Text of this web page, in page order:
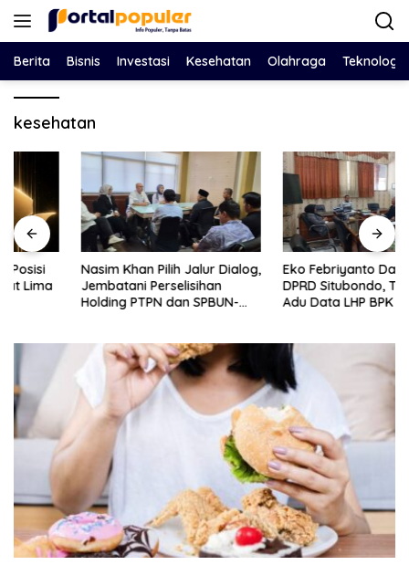
Langsung
Berita Bisnis Investasi Kesehatan Olahraga Teknologi
kesehatan
Nasim Khan Pilih Jalur Dialog,
Jembatani Perselisihan
Holding PTPN dan SPBUN-
Eko Febriyanto Datangi
DPRD Situbondo, Tantang
Adu Data LHP BPK Soal Klaim